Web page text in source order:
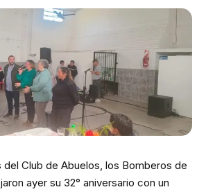
del Club de Abuelos, los Bomberos de
ayer su 32° aniversario con un